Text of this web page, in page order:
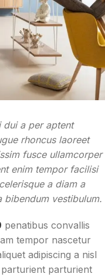
dui a per aptent
rhoncus laoreet
fusce ullamcorper
enim tempor facilisi
a diam a
bibendum vestibulum.
penatibus convallis
tempor nascetur
adipiscing a nisl
parturient parturient